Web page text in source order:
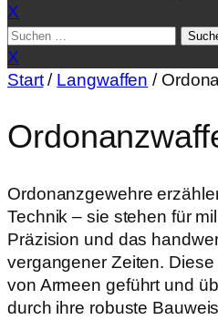
nach:
X
Suchen
nach:
X
Start/ Langwaffen /
Ordonanzgewehre
Technik – sie stehen für
Präzision und das
vergangener Zeiten.
von Armeen geführt und
durch ihre robuste